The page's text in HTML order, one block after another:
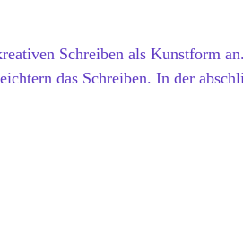
Schreiben als Kunstform
das Schreiben. In der